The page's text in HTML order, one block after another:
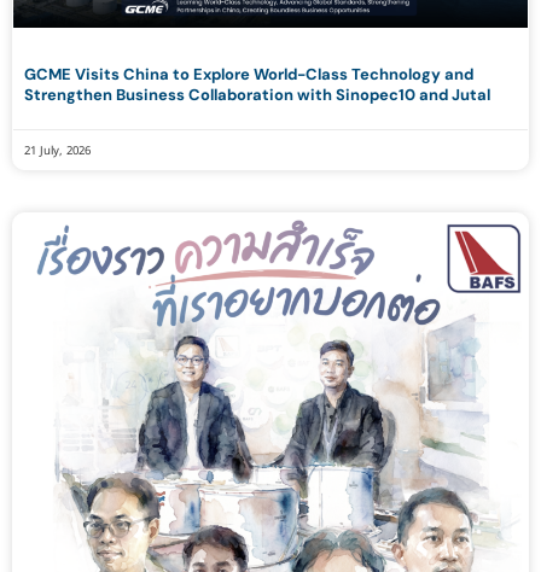
GCME Visits China to Explore World-Class Technology and
Strengthen Business Collaboration with Sinopec10 and Jutal
21 July, 2026